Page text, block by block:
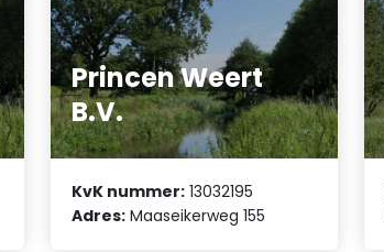
Princen Weert
B.V.
KvK nummer: 13032195
Adres: Maaseikerweg 155